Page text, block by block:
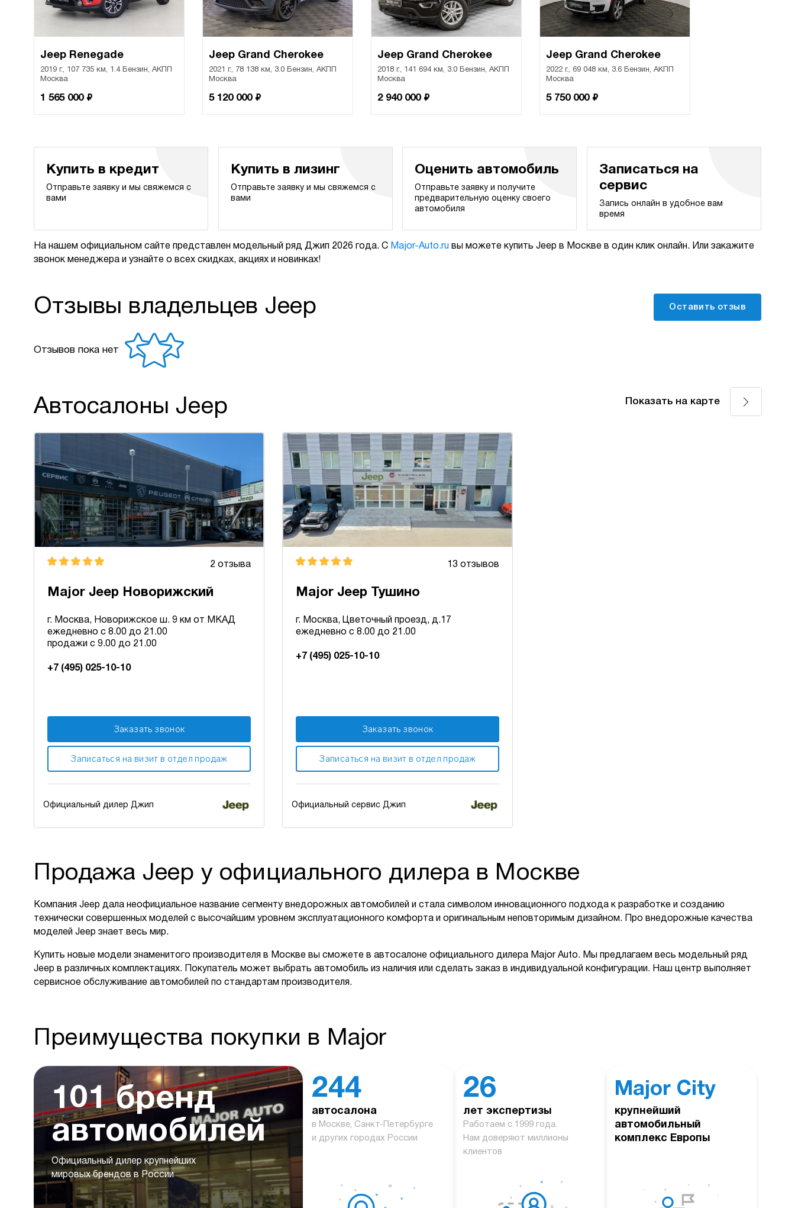
Jeep Renegade
2019 г., 107 735 км, 1.4 Бензин, АКПП
Москва
1 565 000 ₽
Jeep Grand Cherokee
2021 г., 78 138 км, 3.0 Бензин, АКПП
Москва
5 120 000 ₽
Jeep Grand Cherokee
2018 г., 141 694 км, 3.0 Бензин, АКПП
Москва
2 940 000 ₽
Jeep Grand Cherokee
2022 г., 69 048 км, 3.6 Бензин, АКПП
Москва
5 750 000 ₽
Купить в кредит
Отправьте заявку и мы свяжемся с
вами
Купить в лизинг
Отправьте заявку и мы свяжемся с
вами
Оценить автомобиль
Отправьте заявку и получите
предварительную оценку своего
автомобиля
Записаться на
сервис
Запись онлайн в удобное вам
время
На нашем официальном сайте представлен модельный ряд Джип 2026 года. С Major-Auto.ru вы можете купить Jeep в Москве в один клик онлайн. Или закажите
звонок менеджера и узнайте о всех скидках, акциях и новинках!
Отзывы владельцев Jeep Оставить отзыв
Отзывов пока нет
Показать на карте
Автосалоны Jeep
2 отзыва
Major Jeep Новорижский
г. Москва, Новорижское ш. 9 км от МКАД
ежедневно с 8.00 до 21.00
продажи с 9.00 до 21.00
+7 (495) 025-10-10
Заказать звонок
Записаться на визит в отдел продаж
Официальный дилер Джип
13 отзывов
Major Jeep Тушино
г. Москва, Цветочный проезд, д.17
ежедневно с 8.00 до 21.00
+7 (495) 025-10-10
Заказать звонок
Записаться на визит в отдел продаж
Официальный сервис Джип
Продажа Jeep у официального дилера в Москве
Компания Jeep дала неофициальное название сегменту внедорожных автомобилей и стала символом инновационного подхода к разработке и созданию
технически совершенных моделей с высочайшим уровнем эксплуатационного комфорта и оригинальным неповторимым дизайном. Про внедорожные качества
моделей Jeep знает весь мир.
Купить новые модели знаменитого производителя в Москве вы сможете в автосалоне официального дилера Major Auto. Мы предлагаем весь модельный ряд
Jeep в различных комплектациях. Покупатель может выбрать автомобиль из наличия или сделать заказ в индивидуальной конфигурации. Наш центр выполняет
сервисное обслуживание автомобилей по стандартам производителя.
Преимущества покупки в Major
101 бренд
автомобилей
Официальный дилер крупнейших
мировых брендов в России
244
автосалона
в Москве, Санкт-Петербурге
и других городах России
26
лет экспертизы
Работаем с 1999 года.
Нам доверяют миллионы
клиентов
Major City
крупнейший
автомобильный
комплекс Европы